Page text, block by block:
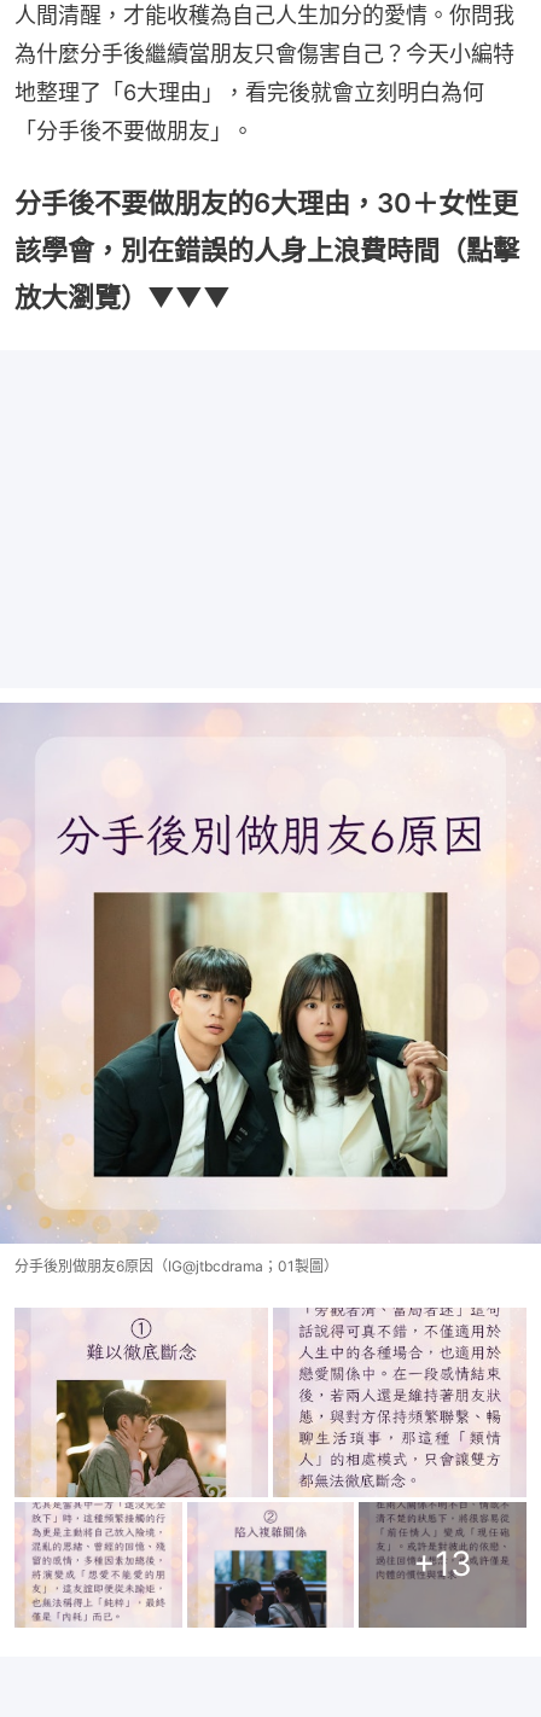
人間清醒，才能收穫為自己人生加分的愛情。你問我
為什麼分手後繼續當朋友只會傷害自己？今天小編特
地整理了「6大理由」，看完後就會立刻明白為何
「分手後不要做朋友」。
分手後不要做朋友的6大理由，30＋女性更
該學會，別在錯誤的人身上浪費時間（點擊
放大瀏覽）▼▼▼
分手後別做朋友6原因（IG@jtbcdrama；01製圖）
+13